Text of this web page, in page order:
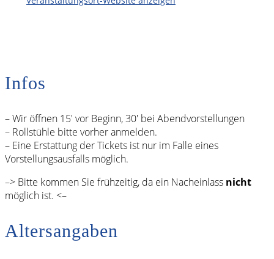
Infos
– Wir öffnen 15′ vor Beginn, 30′ bei Abendvorstellungen
– Rollstühle bitte vorher anmelden.
– Eine Erstattung der Tickets ist nur im Falle eines
Vorstellungsausfalls möglich.
–> Bitte kommen Sie frühzeitig, da ein Nacheinlass nicht
möglich ist. <–
Altersangaben